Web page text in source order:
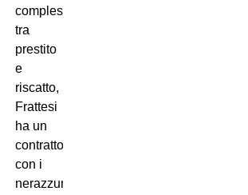
complessivi
tra
prestito
e
riscatto,
Frattesi
ha un
contratto
con i
nerazzurri